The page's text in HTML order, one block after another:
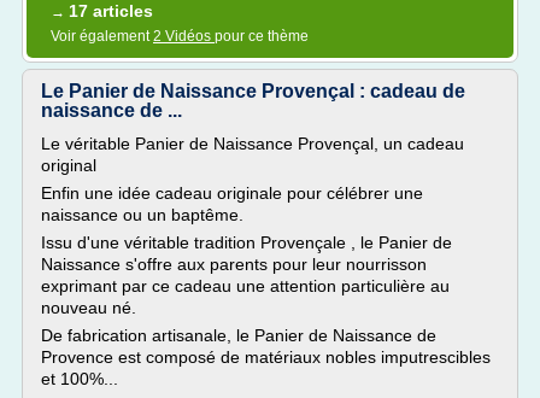
→ 17 articles
Voir également2 Vidéos pour ce thème
Le Panier de Naissance Provençal : cadeau de
naissance de ...
Le véritable Panier de Naissance Provençal, un cadeau
original
Enfin une idée cadeau originale pour célébrer une
naissance ou un baptême.
Issu d'une véritable tradition Provençale , le Panier de
Naissance s'offre aux parents pour leur nourrisson
exprimant par ce cadeau une attention particulière au
nouveau né.
De fabrication artisanale, le Panier de Naissance de
Provence est composé de matériaux nobles imputrescibles
et 100%...